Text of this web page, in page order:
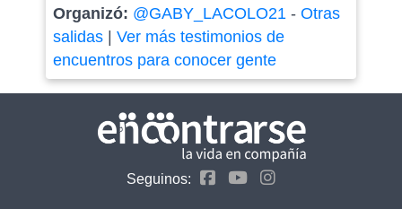
Organizó: @GABY_LACOLO21- Otras
salidas| Ver más testimonios de
encuentros para conocer gente
Seguinos: